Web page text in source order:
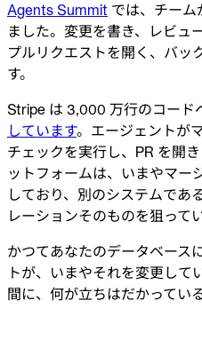
Agents Summit では、チーム
ました。変更を書き、レビュ
プルリクエストを開く、バッ
す。
Stripe は 3,000 万行のコード
しています。エージェントが
チェックを実行し、PR を開
ットフォームは、いまやマー
しており、別のシステムであ
レーションそのものを狙ってい
かつてあなたのデータベース
トが、いまやそれを変更して
間に、何が立ちはだかってい